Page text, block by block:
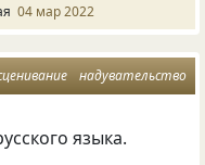
04 мар 2022
надувательство
языка.